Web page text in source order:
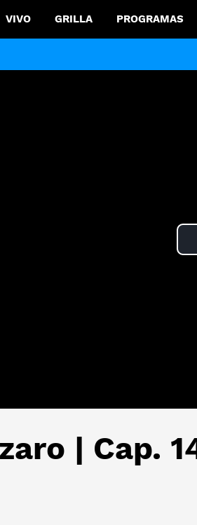
VIVO GRILLA PROGRAMAS
| Cap.